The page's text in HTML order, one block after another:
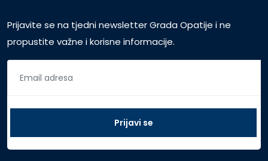
Prijavite se na tjedni newsletter Grada Opatije i ne
propustite važne i korisne informacije.